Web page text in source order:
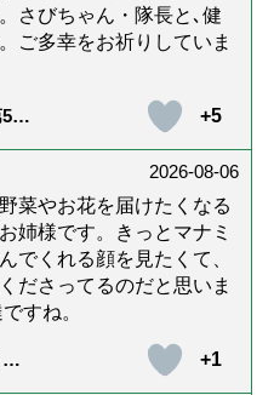
さびちゃん・隊長と､健
ご多幸をお祈りしていま
+5
2026-08-06
菜やお花を届けたくなる
姉様です。きっとマナミ
でくれる顔を見たくて、
ださってるのだと思いま
すね。
+1